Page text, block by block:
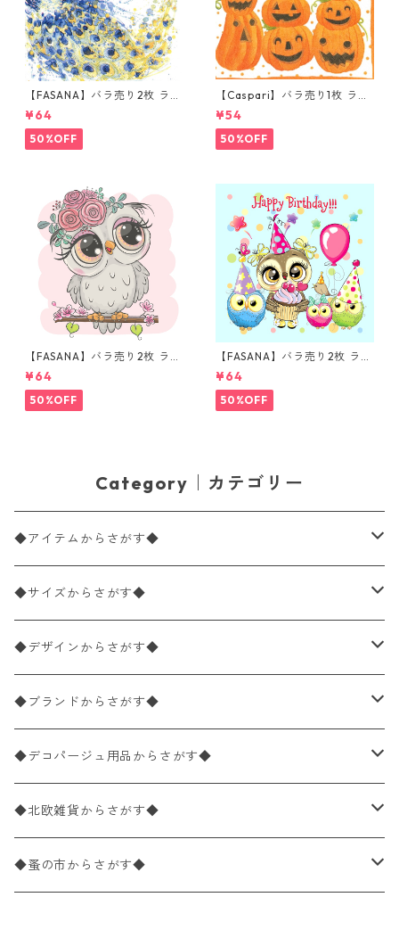
【FASANA】バラ売り2枚 ラン
チサイズ ペーパーナプキン Co
loured Peacock ホワイト
¥64
50%OFF
【Caspari】バラ売り1枚 ラン
チサイズ ペーパーナプキン JA
CK O'LANTERNS ホワイト
¥54
50%OFF
【FASANA】バラ売り2枚 ラン
チサイズ ペーパーナプキン Ca
rtoon Owl ホワイト
¥64
50%OFF
【FASANA】バラ売り2枚 ラン
チサイズ ペーパーナプキン Ha
ppy Birthday Owls ブルー
¥64
50%OFF
Category｜カテゴリー
◆アイテムからさがす◆
ペーパーナプキン2枚バラ売り
ペーパーナプキン1枚バラ売り
ペーパーナプキン20枚入りパック
ペーパーナプキン10枚入りパック
ライスペーパー
ペーパーリネンナプキン
◆サイズからさがす◆
33×33cm（ランチサイズ）
バラ売り
パック売り
25×25cm（カクテルサイズ）
バラ売り
パック売り
40×40cm（ディナーサイズ）
バラ売り
パック売り
21×21cm（ポケットサイズ）
バラ売り
33cm（ラウンド）
◆デザインからさがす◆
花柄
植物・グリーン柄
動物・鳥・昆虫・蝶柄
海・魚柄
◆ブランドからさがす◆
ドイツ製 IHR/イア
ランチサイズ
カクテルサイズ
ドイツ製 Ambiente/アンビエンテ
ランチサイズ
ドイツ製 Paperproducts Design
◆デコパージュ用品からさがす◆
デコパージュ液
デコパージュ下地
◆北欧雑貨からさがす◆
シリコンモールド
◆蚤の市からさがす◆